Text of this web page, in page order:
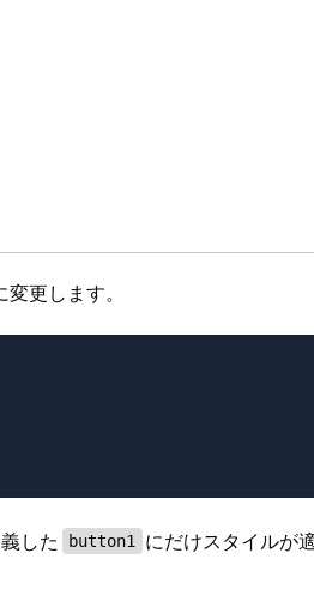
更します。
した button1 にだけスタイルが